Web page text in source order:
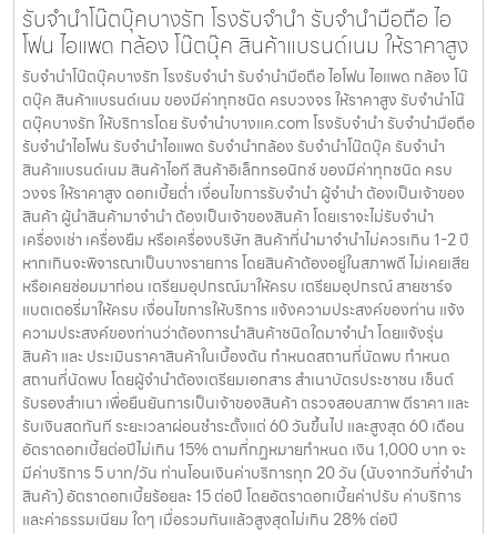
รับจำนำโน๊ตบุ๊คบางรัก โรงรับจำนำ รับจำนำมือถือ ไอ
โฟน ไอแพด กล้อง โน๊ตบุ๊ค สินค้าแบรนด์เนม ให้ราคาสูง
รับจำนำโน๊ตบุ๊คบางรัก โรงรับจำนำ รับจำนำมือถือ ไอโฟน ไอแพด กล้อง โน๊
ตบุ๊ค สินค้าแบรนด์เนม ของมีค่าทุกชนิด ครบวงจร ให้ราคาสูง รับจำนำโน๊
ตบุ๊คบางรัก ให้บริการโดย รับจํานําบางแค.com โรงรับจำนำ รับจำนำมือถือ
รับจำนำไอโฟน รับจำนำไอแพด รับจำนำกล้อง รับจำนำโน๊ตบุ๊ค รับจำนำ
สินค้าแบรนด์เนม สินค้าไอที สินค้าอิเล็กทรอนิกซ์ ของมีค่าทุกชนิด ครบ
วงจร ให้ราคาสูง ดอกเบี้ยต่ำ เงื่อนไขการรับจำนำ ผู้จำนำ ต้องเป็นเจ้าของ
สินค้า ผู้นำสินค้ามาจำนำ ต้องเป็นเจ้าของสินค้า โดยเราจะไม่รับจำนำ
เครื่องเช่า เครื่องยืม หรือเครื่องบริษัท สินค้าที่นำมาจำนำไม่ควรเกิน 1-2 ปี
หากเกินจะพิจารณาเป็นบางรายการ โดยสินค้าต้องอยู่ในสภาพดี ไม่เคยเสีย
หรือเคยซ่อมมาก่อน เตรียมอุปกรณ์มาให้ครบ เตรียมอุปกรณ์ สายชาร์จ
แบตเตอรี่มาให้ครบ เงื่อนไขการให้บริการ แจ้งความประสงค์ของท่าน แจ้ง
ความประสงค์ของท่านว่าต้องการนำสินค้าชนิดใดมาจำนำ โดยแจ้งรุ่น
สินค้า และ ประเมินราคาสินค้าในเบื้องต้น กำหนดสถานที่นัดพบ กำหนด
สถานที่นัดพบ โดยผู้จำนำต้องเตรียมเอกสาร สำเนาบัตรประชาชน เซ็นต์
รับรองสำเนา เพื่อยืนยันการเป็นเจ้าของสินค้า ตรวจสอบสภาพ ตีราคา และ
รับเงินสดทันที ระยะเวลาผ่อนชำระตั้งแต่ 60 วันขึ้นไป และสูงสุด 60 เดือน
อัตราดอกเบี้ยต่อปีไม่เกิน 15% ตามที่กฏหมายกำหนด เงิน 1,000 บาท จะ
มีค่าบริการ 5 บาท/วัน ท่านโอนเงินค่าบริการทุก 20 วัน (นับจากวันที่จำนำ
สินค้า) อัตราดอกเบี้ยร้อยละ 15 ต่อปี โดยอัตราดอกเบี้ยค่าปรับ ค่าบริการ
และค่าธรรมเนียม ใดๆ เมื่อรวมกันแล้วสูงสุดไม่เกิน 28% ต่อปี